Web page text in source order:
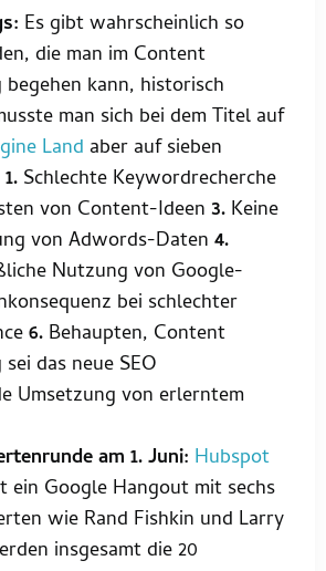
Es gibt wahrscheinlich so
die man im Content
kann, historisch
man sich bei dem Titel auf
Land aber auf sieben
1. Schlechte Keywordrecherche
von Content-Ideen 3. Keine
von Adwords-Daten 4.
Nutzung von Google-
bei schlechter
6. Behaupten, Content
das neue SEO
Umsetzung von erlerntem
am 1. Juni: Hubspot
ein Google Hangout mit sechs
wie Rand Fishkin und Larry
insgesamt die 20